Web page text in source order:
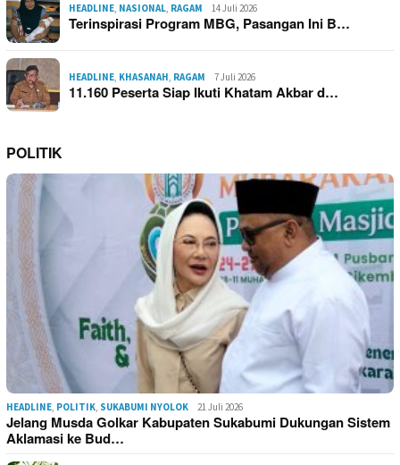
HEADLINE, NASIONAL, RAGAM 14 Juli 2026
Terinspirasi Program MBG, Pasangan Ini B…
HEADLINE, KHASANAH, RAGAM 7 Juli 2026
11.160 Peserta Siap Ikuti Khatam Akbar d…
POLITIK
HEADLINE, POLITIK, SUKABUMI NYOLOK 21 Juli 2026
Jelang Musda Golkar Kabupaten Sukabumi Dukungan Sistem
Aklamasi ke Bud…